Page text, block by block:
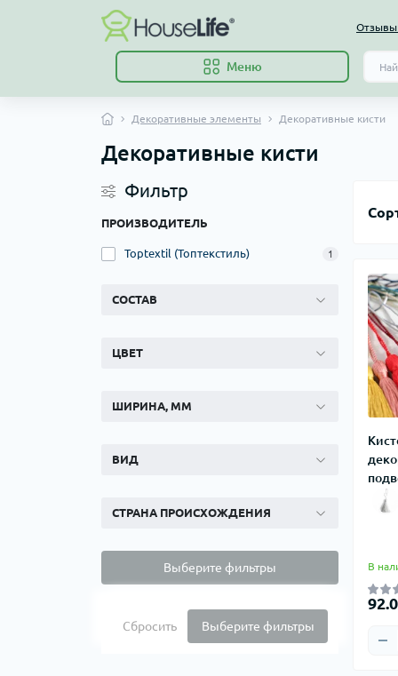
Отзывы
Меню
Декоративные элементы Декоративные кисти
Декоративные кисти
Фильтр
ПРОИЗВОДИТЕЛЬ
Toptextil (Топтекстиль) 1
СОСТАВ
ЦВЕТ
ШИРИНА, ММ
ВИД
СТРАНА ПРОИСХОЖДЕНИЯ
Выберите фильтры
Сбросить Выберите фильтры
В